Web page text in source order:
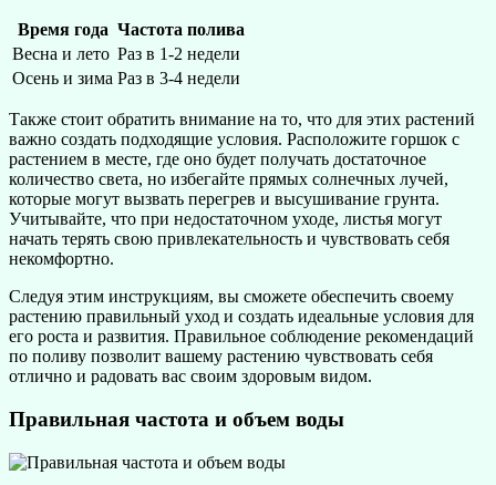
Время года Частота полива
Весна и лето Раз в 1-2 недели
Осень и зима Раз в 3-4 недели
Также стоит обратить внимание на то, что для этих растений
важно создать подходящие условия. Расположите горшок с
растением в месте, где оно будет получать достаточное
количество света, но избегайте прямых солнечных лучей,
которые могут вызвать перегрев и высушивание грунта.
Учитывайте, что при недостаточном уходе, листья могут
начать терять свою привлекательность и чувствовать себя
некомфортно.
Следуя этим инструкциям, вы сможете обеспечить своему
растению правильный уход и создать идеальные условия для
его роста и развития. Правильное соблюдение рекомендаций
по поливу позволит вашему растению чувствовать себя
отлично и радовать вас своим здоровым видом.
Правильная частота и объем воды